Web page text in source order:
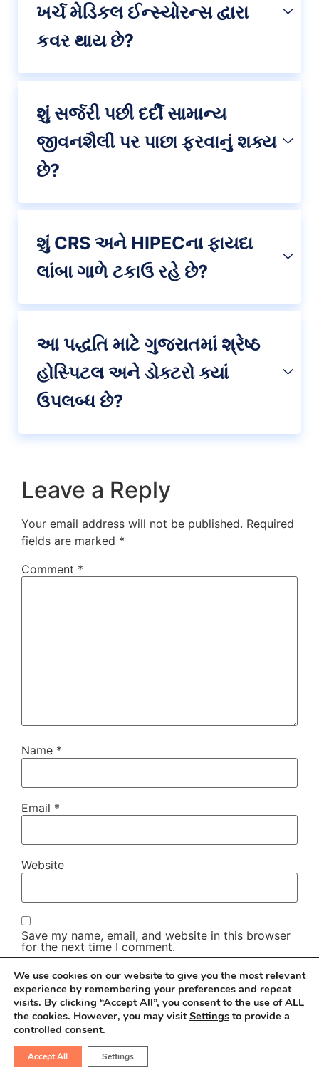
ખર્ચ મેડિકલ ઈન્સ્યોરન્સ દ્વારા
કવર થાય છે?
શું સર્જરી પછી દર્દી સામાન્ય
જીવનશૈલી પર પાછા ફરવાનું શક્ય
છે?
શું CRS અને HIPECના ફાયદા
લાંબા ગાળે ટકાઉ રહે છે?
આ પદ્ધતિ માટે ગુજરાતમાં શ્રેષ્ઠ
હોસ્પિટલ અને ડોક્ટરો ક્યાં
ઉપલબ્ધ છે?
Leave a Reply
Your email address will not be published. Required
fields are marked *
Comment *
Name *
Email *
Website
Save my name, email, and website in this browser
for the next time I comment.
We use cookies on our website to give you the most relevant
experience by remembering your preferences and repeat
visits. By clicking “Accept All”, you consent to the use of ALL
the cookies. However, you may visitSettings to provide a
controlled consent.
Accept All Settings